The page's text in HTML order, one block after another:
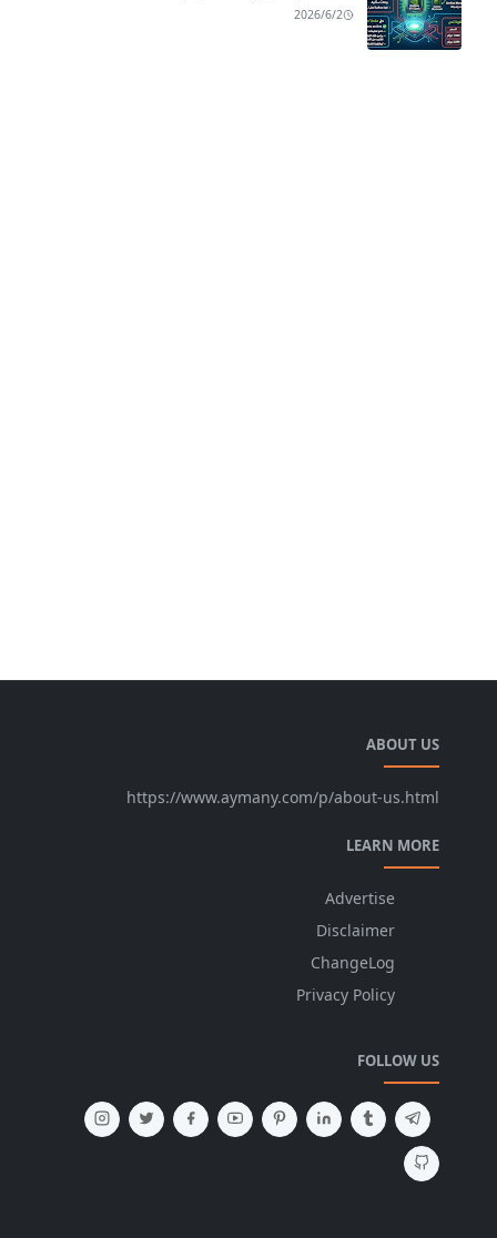
2026/6/2
ABOUT US
https://www.aymany.com/p/about-us.html
LEARN MORE
Advertise
Disclaimer
ChangeLog
Privacy Policy
FOLLOW US